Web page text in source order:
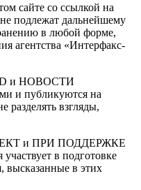
сайте со ссылкой на
подлежат дальнейшему
в любой форме,
агентства «Интерфакс-
и НОВОСТИ
и публикуются на
разделять взгляды,
и ПРИ ПОДДЕРЖКЕ
в подготовке
высказанные в этих